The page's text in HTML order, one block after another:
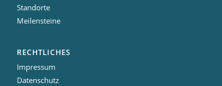
Standorte
Meilensteine
RECHTLICHES
Impressum
Datenschutz